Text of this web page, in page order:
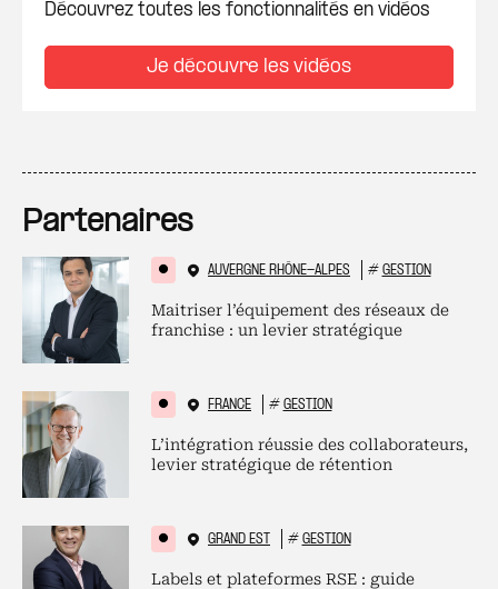
Découvrez toutes les fonctionnalités en vidéos
Je découvre les vidéos
Partenaires
AUVERGNE RHÔNE-ALPES # GESTION
Maitriser l’équipement des réseaux de
franchise : un levier stratégique
FRANCE # GESTION
L’intégration réussie des collaborateurs,
levier stratégique de rétention
GRAND EST # GESTION
Labels et plateformes RSE : guide